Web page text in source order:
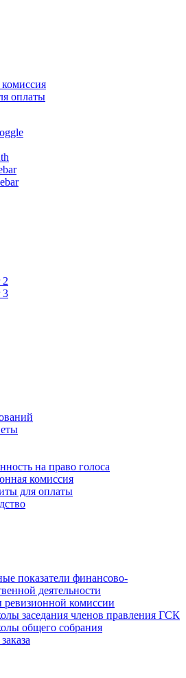
оплаты
2
3
на право голоса
комиссия
для оплаты
показатели финансово-
деятельности
ревизионной комиссии
заседания членов правления ГСК
общего собрания